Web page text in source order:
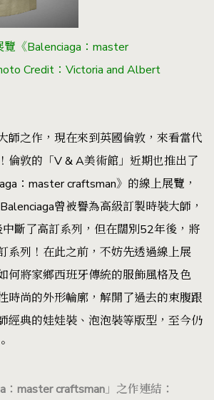
《Balenciaga：master
Credit：Victoria and Albert
師之作，現在來到英國倫敦，來看當代
倫敦的「V & A美術館」近期也推出了
：master craftsman》的線上展覽，
曾被譽為高級訂製時裝大師，
斷了高訂系列，但在闊別52年後，將
系列！在此之前，不妨先透過線上展
何將家鄉西班牙傳統的服飾風格及色
時尚的外形輪廓，解開了過去的束腹跟
經典的娃娃裝、泡泡裝等版型，至今仍
：master craftsman」之作連結：